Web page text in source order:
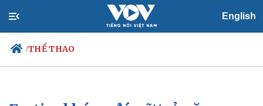
English
/THỂ THAO